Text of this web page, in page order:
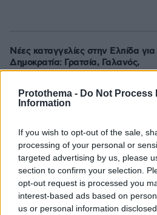
Protothema - Do Not Process
Information
If you wish to opt-out of the sale,
processing of your personal or
targeted advertising by us, please
section to confirm your selection.
opt-out request is processed you
interest-based ads based on
us or personal information
Νέες καταγγελίες στην Ελπίδα για
Δημοκρατία: Γρατσία, Γαλανός,
Καρυστιανού και αυλικοί το
κόμμα
Η Λίλα Μπακλέση έφερε στον
το πρώτο της παιδί, δείτε την
ανάρτηση του συντρόφου της
λαού και εξουσίας
07.08.2026, 22:23